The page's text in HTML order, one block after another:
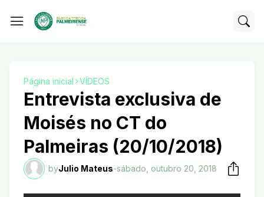
Página inicial VÍDEOS
Entrevista exclusiva de
Moisés no CT do
Palmeiras (20/10/2018)
byJulio Mateus-sábado, outubro 20, 2018